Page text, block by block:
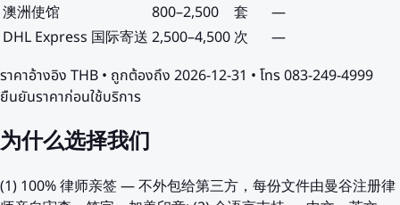
澳洲使馆
800–2,500 套
—
DHL Express 国际寄送 2,500–4,500次
—
ราคาอ้างอิง THB • ถูกต้องถึง 2026-12-31 • โทร 083-249-4999
ยืนยันราคาก่อนใช้บริการ
为什么选择我们
(1) 100% 律师亲签 — 不外包给第三方，每份文件由曼谷注册律